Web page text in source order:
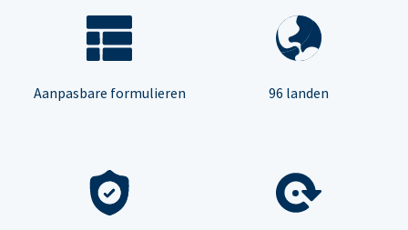
Aanpasbare formulieren 96 landen